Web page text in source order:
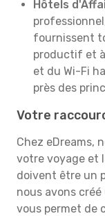
Hôtels
fournissent
productif et à
et du Wi-Fi
près des
Votre
Chez eDreams,
votre voyage et
doivent être un
nous avons
vous permet de